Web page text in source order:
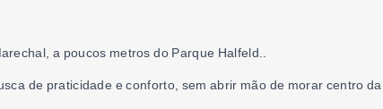
a poucos metros do Parque Halfeld..
de praticidade e conforto, sem abrir mão de morar centro da